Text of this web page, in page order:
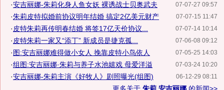
07-07-27 09:57
·安吉丽娜-朱莉化身人鱼女妖 裸诱战士贝奥武夫
07-07-15 11:47
·朱莉皮特拟婚前协议明年结婚 搞定2亿美元财产
07-07-14 10:14
· 皮特朱莉再传明春结婚 将签17亿天价协议...
07-06-08 09:12
· 皮特朱莉一家又“添丁” 新成员是捷克孤...
07-05-25 14:03
·图:安吉丽娜难得做小女人 挽靠皮特小鸟依人
07-03-24 10:20
·组图:安吉丽娜·朱莉与养子水池嬉戏 母爱洋溢
06-12-29 08:11
·安吉丽娜-朱莉主演《好牧人》剧照曝光(组图)